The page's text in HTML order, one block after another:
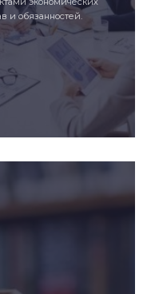
и обязанностей.